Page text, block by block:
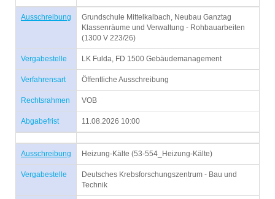
Ausschreibung
Grundschule Mittelkalbach, Neubau Ganztag
Klassenräume und Verwaltung - Rohbauarbeiten
(1300 V 223/26)
Vergabestelle LK Fulda, FD 1500 Gebäudemanagement
Verfahrensart Öffentliche Ausschreibung
Rechtsrahmen VOB
Abgabefrist 11.08.2026 10:00
Ausschreibung Heizung-Kälte (53-554_Heizung-Kälte)
Vergabestelle
Deutsches Krebsforschungszentrum - Bau und
Technik